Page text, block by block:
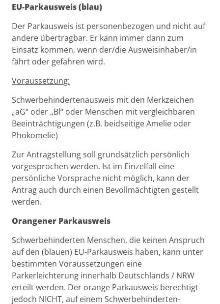
EU-Parkausweis (blau)
Der Parkausweis ist personenbezogen und nicht auf
andere übertragbar. Er kann immer dann zum
Einsatz kommen, wenn der/die Ausweisinhaber/in
fährt oder gefahren wird.
Voraussetzung:
Schwerbehindertenausweis mit den Merkzeichen
„aG“ oder „Bl“ oder Menschen mit vergleichbaren
Beeinträchtigungen (z.B. beidseitige Amelie oder
Phokomelie)
Zur Antragstellung soll grundsätzlich persönlich
vorgesprochen werden. Ist im Einzelfall eine
persönliche Vorsprache nicht möglich, kann der
Antrag auch durch einen Bevollmächtigten gestellt
werden.
Orangener Parkausweis
Schwerbehinderten Menschen, die keinen Anspruch
auf den (blauen) EU-Parkausweis haben, kann unter
bestimmten Voraussetzungen eine
Parkerleichterung innerhalb Deutschlands / NRW
erteilt werden. Der orange Parkausweis berechtigt
jedoch NICHT, auf einem Schwerbehinderten-